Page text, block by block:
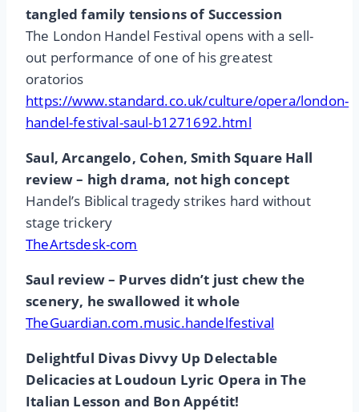
tangled family tensions of Succession
The London Handel Festival opens with a sell-
out performance of one of his greatest
oratorios
https://www.standard.co.uk/culture/opera/london-
handel-festival-saul-b1271692.html
Saul, Arcangelo, Cohen, Smith Square Hall
review – high drama, not high concept
Handel’s Biblical tragedy strikes hard without
stage trickery
TheArtsdesk-com
Saul review – Purves didn’t just chew the
scenery, he swallowed it whole
TheGuardian.com.music.handelfestival
Delightful Divas Divvy Up Delectable
Delicacies at Loudoun Lyric Opera in The
Italian Lesson and Bon Appétit!